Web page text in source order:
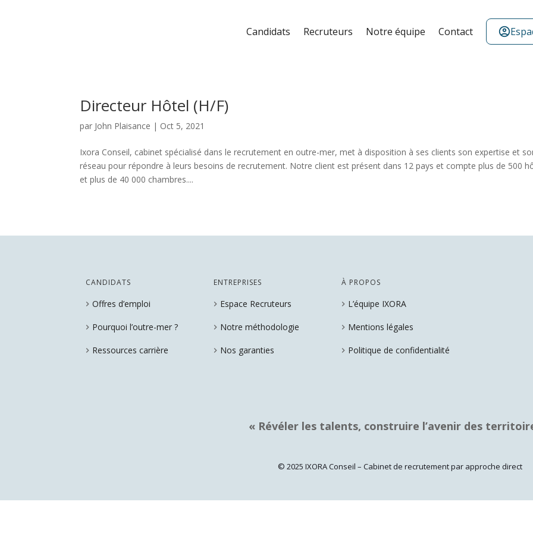
Candidats Recruteurs Notre équipe Contact account_circle
Directeur Hôtel (H/F)
par John Plaisance | Oct 5, 2021
Ixora Conseil, cabinet spécialisé dans le recrutement en outre-mer, met à disposition à ses clients son expertise et
réseau pour répondre à leurs besoins de recrutement. Notre client est présent dans 12 pays et compte plus de 500
et plus de 40 000 chambres....
CANDIDATS
chevron_rightOffres d’emploi
chevron_right Pourquoi l’outre-mer ?
chevron_right Ressources carrière
ENTREPRISES
chevron_right Espace Recruteurs
chevron_right Notre méthodologie
chevron_right Nos garanties
À PROPOS
chevron_right L’équipe IXORA
chevron_right Mentions légales
chevron_right Politique de confidentialité
« Révéler les talents, construire l’avenir des
© 2025 IXORA Conseil – Cabinet de recrutement par approche direct